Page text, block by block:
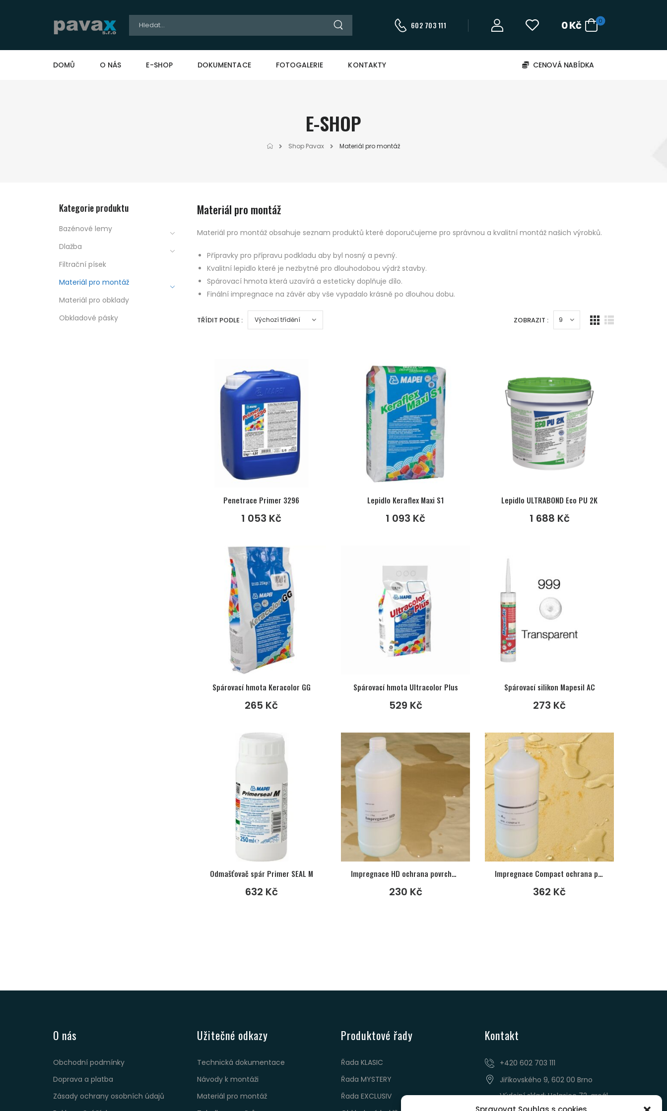
602 703 111‬ 0Kč 0
DOMŮ O NÁS E-SHOP DOKUMENTACE FOTOGALERIE KONTAKTY CENOVÁ NABÍDKA
E-SHOP
Shop Pavax Materiál pro montáž
Kategorie produktu
Bazénové lemy
Dlažba
Filtrační písek
Materiál pro montáž
Materiál pro obklady
Obkladové pásky
Materiál pro montáž
Materiál pro montáž obsahuje seznam produktů které doporučujeme pro správnou a kvalitní montáž našich výrobků.
Přípravky pro přípravu podkladu aby byl nosný a pevný.
Kvalitní lepidlo které je nezbytné pro dlouhodobou výdrž stavby.
Spárovací hmota která uzavírá a esteticky doplňuje dílo.
Finální impregnace na závěr aby vše vypadalo krásně po dlouhou dobu.
TŘÍDIT PODLE : ZOBRAZIT :
Exclusive beton
7 Produkty
Koupit
Klasic umělý
pískovec
7 Produkty
Koupit
7 Produkty
Koupit
Penetrace Primer 3296
1 053 Kč
Lepidlo Keraflex Maxi S1
1 093 Kč
Lepidlo ULTRABOND Eco PU 2K
1 688 Kč
Spárovací hmota Keracolor GG
265 Kč
Spárovací hmota Ultracolor Plus
529 Kč
Spárovací silikon Mapesil AC
273 Kč
Odmašťovač spár Primer SEAL M
632 Kč
Impregnace HD ochrana povrchu betonu
230 Kč
Impregnace Compact ochrana povrchu umělého pískovce
362 Kč
O nás
Obchodní podmínky
Doprava a platba
Zásady ochrany osobních údajů
Užitečné odkazy
Technická dokumentace
Návody k montáži
Materiál pro montáž
Produktové řady
Řada KLASIC
Řada MYSTERY
Řada EXCLUSIV
Kontakt
‭+420 602 703 111‬
Jiříkovského 9, 602 00 Brno
Výdejní sklad: Holasice 72, areál
AZ REAKOL